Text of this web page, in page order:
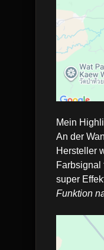
Mein
An der
Hersteller
Farbsignal
super
Funktion